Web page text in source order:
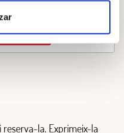
reserva-la. Exprimeix-la